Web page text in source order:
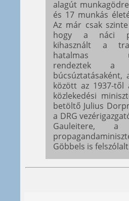
alagút
és 17 munkás
Az már csak szinte
hogy a náci
kihasznált a
hatalmas
rendeztek a
búcsúztatásaként,
között az 1937-től
közlekedési
betöltő Julius
a DRG
Gauleitere, a
Göbbels is